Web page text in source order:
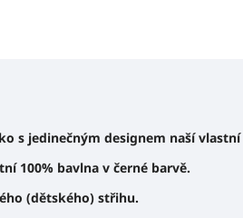
s jedinečným designem naší
100% bavlna v černé barvě.
(dětského) střihu.